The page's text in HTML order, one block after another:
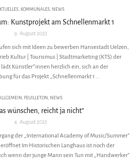
, KOMMUNALES, NEWS
Kunstprojekt am Schnellenmarkt 1
9. August 2023
sich mit Ideen zu bewerben Hansestadt Uelzen,
Kultur | Tourismus | Stadtmarketing (KTS) der
Künstler*innen herzlich ein, sich an der
für das Projekt „Schnellenmarkt 1 ...
, FEUILLETON , NEWS
wünschen, reicht ja nicht“
4. August 2023
der „International Academy of Music/Summer“
Im Historischen Langhaus ist noch der
wenn der junge Mann sein Tun mit „Handwerker“